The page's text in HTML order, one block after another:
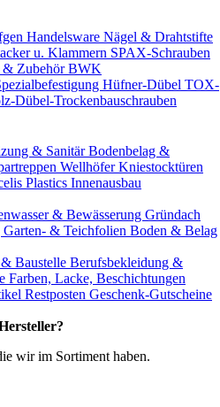
Handelsware Nägel & Drahtstifte
u. Klammern SPAX-Schrauben
& ZubehörBWK
Hüfner-Dübel TOX-
Dübel-Trockenbauschrauben
& SanitärBodenbelag &
Wellhöfer Kniestocktüren
Plastics Innenausbau
& Bewässerung Gründach
Garten- & Teichfolien Boden & Belag
Baustelle Berufsbekleidung &
Farben, Lacke, Beschichtungen
Restposten Geschenk-Gutscheine
wir im Sortiment haben.